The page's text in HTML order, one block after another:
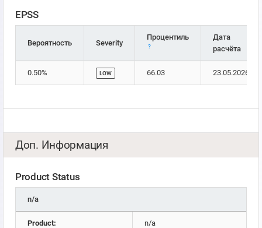
EPSS
Вероятность Severity
Процентиль
?
Дата
расчёта
0.50% LOW 66.03 23.05.2026
Доп. Информация
Product Status
n/a
Product: n/a